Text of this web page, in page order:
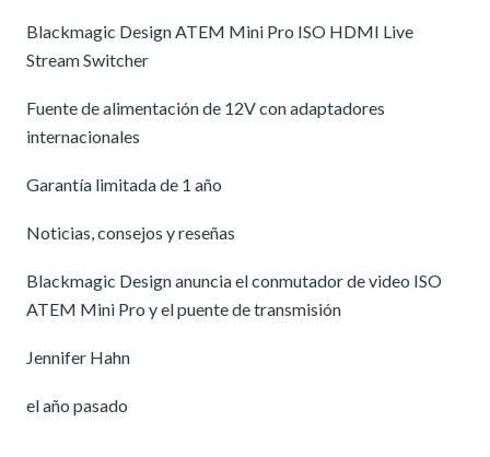
Blackmagic Design ATEM Mini Pro ISO HDMI Live
Stream Switcher
Fuente de alimentación de 12V con adaptadores
internacionales
Garantía limitada de 1 año
Noticias, consejos y reseñas
Blackmagic Design anuncia el conmutador de video ISO
ATEM Mini Pro y el puente de transmisión
Jennifer Hahn
el año pasado